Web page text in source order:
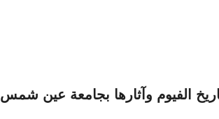
الفيوم وآثارها بجامعة عين شمس